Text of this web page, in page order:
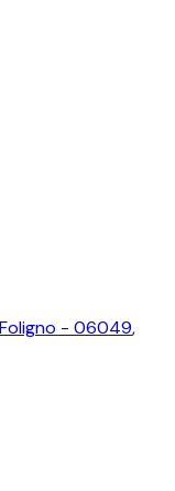
Foligno - 06049,